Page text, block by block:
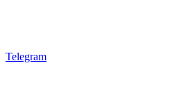
Telegram